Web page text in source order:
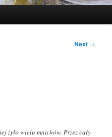
Next →
żyło wielu mnichów. Przez cały